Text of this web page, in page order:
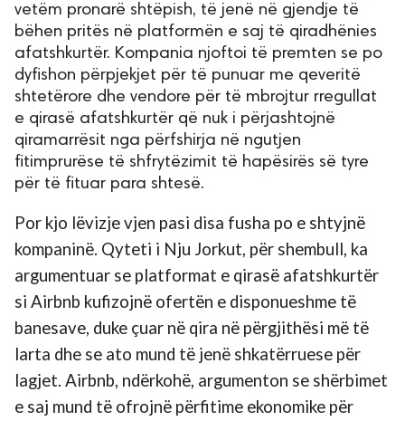
vetëm pronarë shtëpish, të jenë në gjendje të
bëhen pritës në platformën e saj të qiradhënies
afatshkurtër. Kompania njoftoi të premten se po
dyfishon përpjekjet për të punuar me qeveritë
shtetërore dhe vendore për të mbrojtur rregullat
e qirasë afatshkurtër që nuk i përjashtojnë
qiramarrësit nga përfshirja në ngutjen
fitimprurëse të shfrytëzimit të hapësirës së tyre
për të fituar para shtesë.
Por kjo lëvizje vjen pasi disa fusha po e shtyjnë
kompaninë. Qyteti i Nju Jorkut, për shembull, ka
argumentuar se platformat e qirasë afatshkurtër
si Airbnb kufizojnë ofertën e disponueshme të
banesave, duke çuar në qira në përgjithësi më të
larta dhe se ato mund të jenë shkatërruese për
lagjet. Airbnb, ndërkohë, argumenton se shërbimet
e saj mund të ofrojnë përfitime ekonomike për